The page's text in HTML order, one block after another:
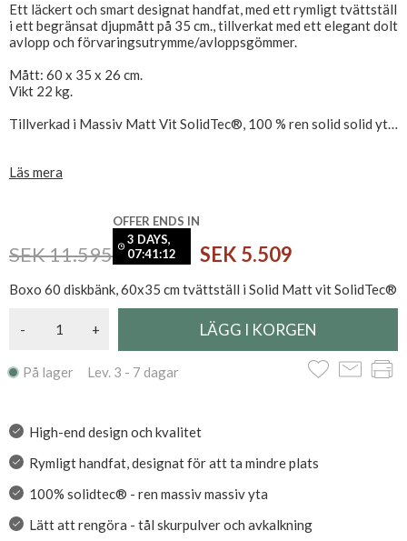
Ett läckert och smart designat handfat, med ett rymligt tvättställ
i ett begränsat djupmått på 35 cm., tillverkat med ett elegant dolt
avlopp och förvaringsutrymme/avloppsgömmer.
Mått: 60 x 35 x 26 cm.
Vikt 22 kg.
Tillverkad i Massiv Matt Vit SolidTec®, 100 % ren solid solid yta.
rengöringsmedel.
relaterade produkter
Monteringsbultar, vattenlås och bottenventil bör köpas separat
Läs mera
SEK 11.595
OFFER ENDS IN
3 DAYS,
07:41:11
SEK 5.509
Boxo 60 diskbänk, 60x35 cm tvättställ i Solid Matt vit SolidTec®
- +
På lager Lev. 3 - 7 dagar
High-end design och kvalitet
Rymligt handfat, designat för att ta mindre plats
100% solidtec® - ren massiv massiv yta
Lätt att rengöra - tål skurpulver och avkalkning